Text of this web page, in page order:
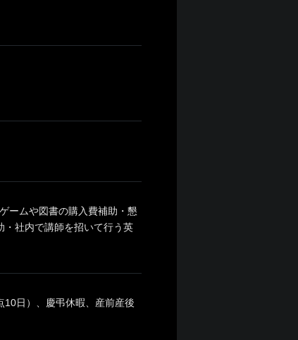
ームや図書の購入費補助・懇
・社内で講師を招いて行う英
10日）、慶弔休暇、産前産後